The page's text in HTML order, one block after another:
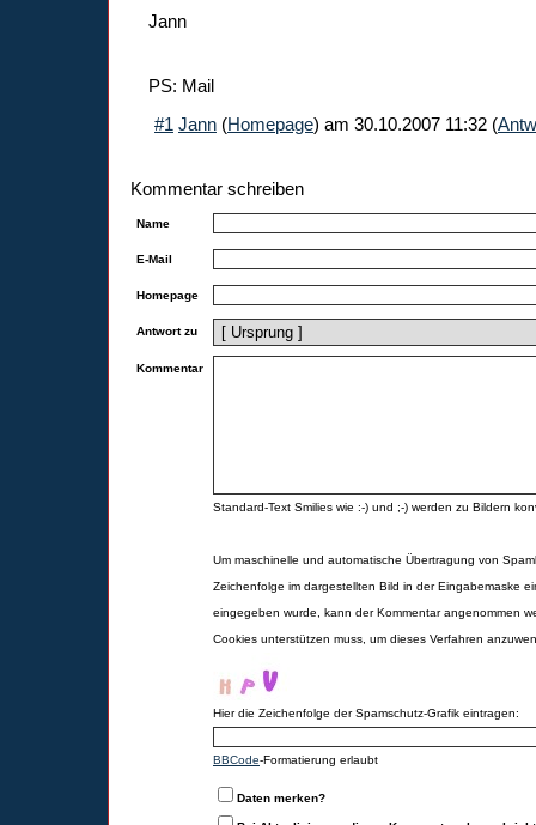
Jann
PS: Mail
#1 Jann (Homepage) am 30.10.2007 11:32 (
Kommentar schreiben
Name
E-Mail
Homepage
Antwort zu
Kommentar
Standard-Text Smilies wie :-) und ;-) werden zu Bildern
Um maschinelle und automatische Übertragung von
Zeichenfolge im dargestellten Bild in der Eingabemaske
eingegeben wurde, kann der Kommentar angenommen
Cookies unterstützen muss, um dieses Verfahren
Hier die Zeichenfolge der Spamschutz-Grafik eintragen:
BBCode-Formatierung erlaubt
Daten merken?